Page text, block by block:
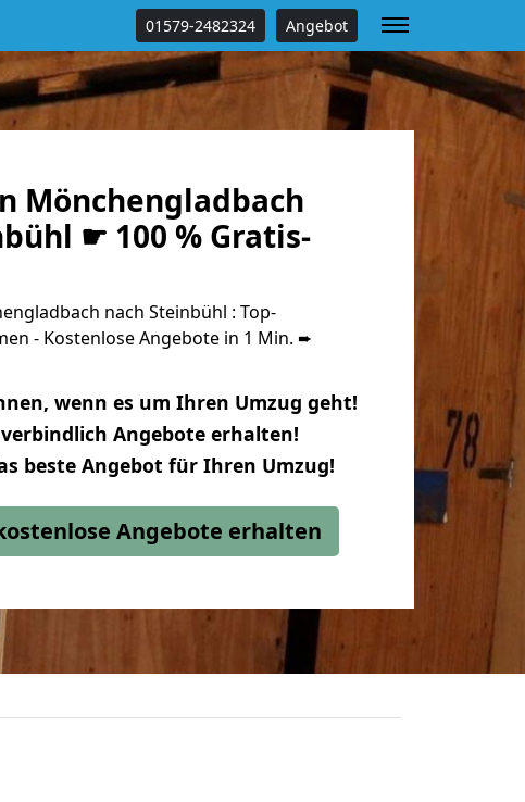
01579-2482324 Angebot
Mönchengladbach
☛ 100 % Gratis-
nach Steinbühl : Top-
- Kostenlose Angebote in 1 Min. ➨
wenn es um Ihren Umzug geht!
Angebote erhalten!
beste Angebot für Ihren Umzug!
Angebote erhalten